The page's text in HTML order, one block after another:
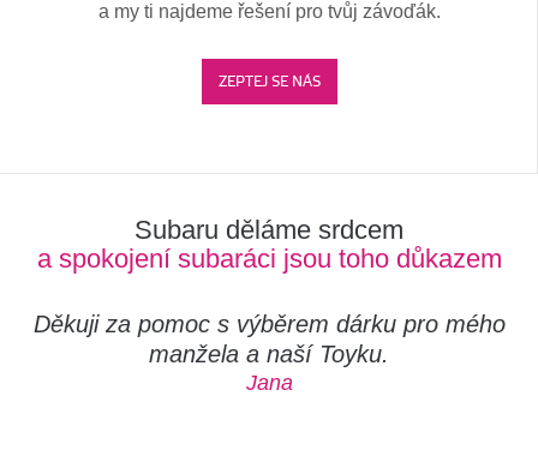
a my ti najdeme řešení pro tvůj závoďák.
ZEPTEJ SE NÁS
Subaru děláme srdcem
a spokojení subaráci jsou toho důkazem
Děkuji za pomoc s výběrem dárku pro mého
manžela a naší Toyku.
Jana